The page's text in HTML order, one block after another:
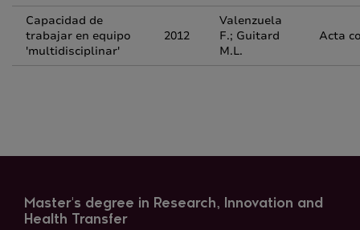
Capacidad de
trabajar en equipo
'multidisciplinar'
2012
Valenzuela
F.; Guitard
M.L.
Acta
Master's degree in Research, Innovation and
Health Transfer